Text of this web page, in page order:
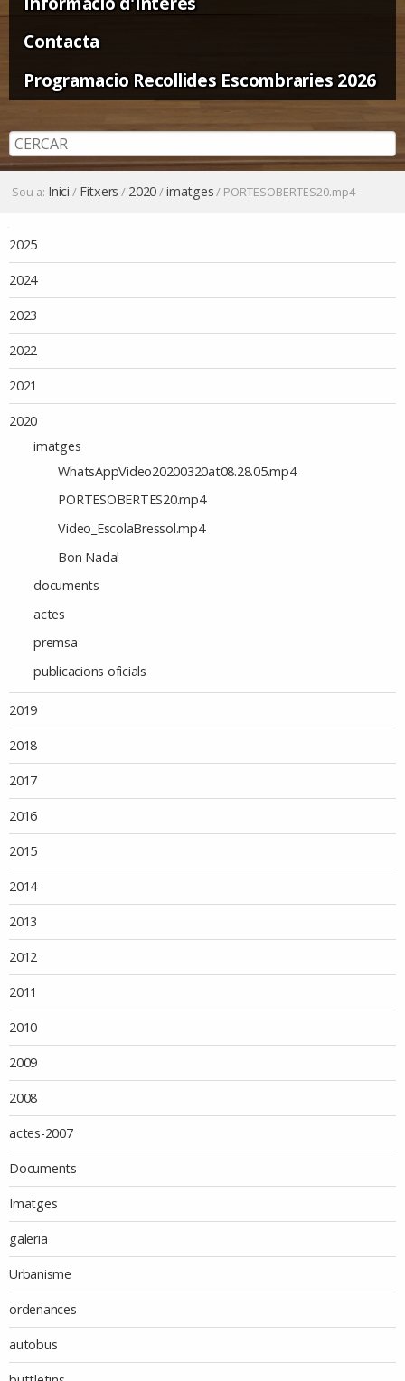
Contacta
Programacio Recollides Escombraries 2026
Sou a: Inici / Fitxers / 2020/imatges/ PORTESOBERTES20.mp4
2025
2024
2023
2022
2021
2020
imatges
WhatsAppVideo20200320at08.28.05.mp4
PORTESOBERTES20.mp4
Video_EscolaBressol.mp4
Bon Nadal
documents
actes
premsa
publicacions oficials
2019
2018
2017
2016
2015
2014
2013
2012
2011
2010
2009
2008
actes-2007
Documents
Imatges
galeria
Urbanisme
ordenances
autobus